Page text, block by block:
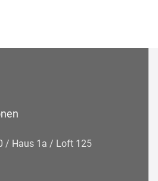
/ Haus 1a / Loft 125